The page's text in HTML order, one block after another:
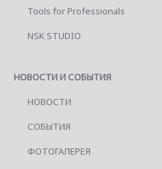
Tools for Professionals
NSK STUDIO
НОВОСТИ И СОБЫТИЯ
НОВОСТИ
СОБЫТИЯ
ФОТОГАЛЕРЕЯ